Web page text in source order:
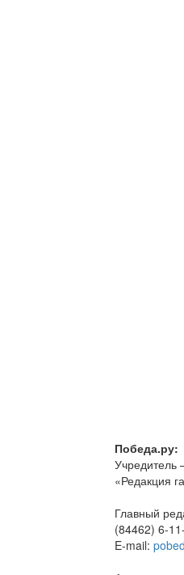
Победа.ру:
Учредитель
«Редакция
Главный
(84462) 6-
E-mail: